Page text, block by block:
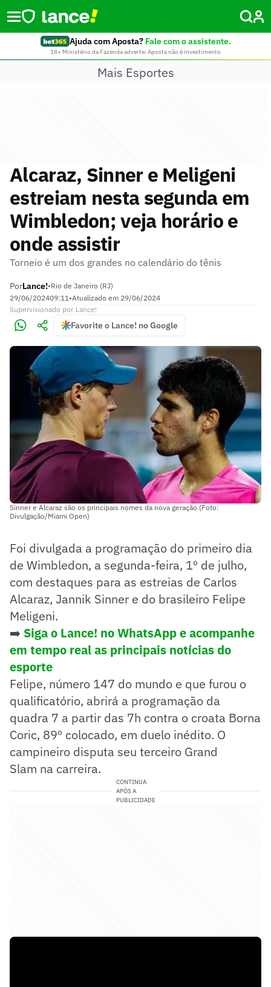
Ajuda com Aposta? Fale com o assistente.
18+ Ministério da Fazenda adverte: Aposta não é investimento
Mais Esportes
Alcaraz, Sinner e Meligeni
estreiam nesta segunda em
Wimbledon; veja horário e
onde assistir
Torneio é um dos grandes no calendário do tênis
PorLance!•Rio de Janeiro (RJ)
29/06/202409:11•Atualizado em 29/06/2024
Supervisionado por Lance!
Favorite o Lance! no Google
Sinner e Alcaraz são os principais nomes da nova geração (Foto:
Divulgação/Miami Open)
Foi divulgada a programação do primeiro dia
de Wimbledon, a segunda-feira, 1º de julho,
com destaques para as estreias de Carlos
Alcaraz, Jannik Sinner e do brasileiro Felipe
Meligeni.
➡️ Siga o Lance! no WhatsApp e acompanhe
em tempo real as principais notícias do
esporte
Felipe, número 147 do mundo e que furou o
qualificatório, abrirá a programação da
quadra 7 a partir das 7h contra o croata Borna
Coric, 89º colocado, em duelo inédito. O
campineiro disputa seu terceiro Grand
Slam na carreira.
CONTINUA
APÓS A
PUBLICIDADE